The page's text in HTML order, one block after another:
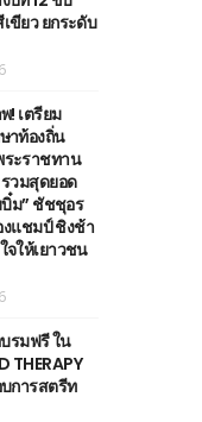
ขียว ยกระดับ
! เตรียม
าท้องถิ่น
ะราชทาน
วมสุดยอด
ม” ชัชชุอร
งแชมป์ ชิงช้า
จให้เยาวชน
รมฟรี ใน
THERAPY
บการสตรีท